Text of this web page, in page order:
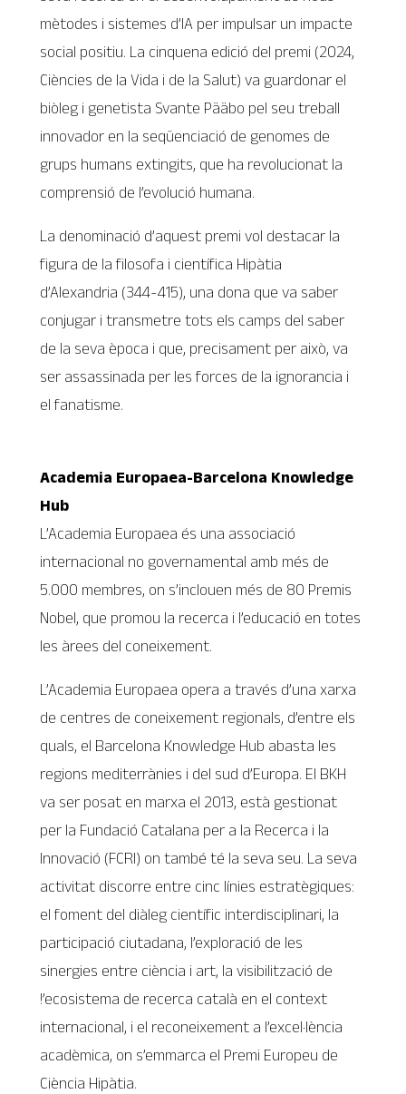
mètodes i sistemes d’IA per impulsar un impacte
social positiu. La cinquena edició del premi (2024,
Ciències de la Vida i de la Salut) va guardonar el
biòleg i genetista Svante Pääbo pel seu treball
innovador en la seqüenciació de genomes de
grups humans extingits, que ha revolucionat la
comprensió de l’evolució humana.
La denominació d’aquest premi vol destacar la
figura de la filosofa i científica Hipàtia
d’Alexandria (344-415), una dona que va saber
conjugar i transmetre tots els camps del saber
de la seva època i que, precisament per això, va
ser assassinada per les forces de la ignorancia i
el fanatisme.
Academia Europaea-Barcelona Knowledge
Hub
L’Academia Europaea és una associació
internacional no governamental amb més de
5.000 membres, on s’inclouen més de 80 Premis
Nobel, que promou la recerca i l’educació en totes
les àrees del coneixement.
L’Academia Europaea opera a través d’una xarxa
de centres de coneixement regionals, d’entre els
quals, el Barcelona Knowledge Hub abasta les
regions mediterrànies i del sud d’Europa. El BKH
va ser posat en marxa el 2013, està gestionat
per la Fundació Catalana per a la Recerca i la
lnnovació (FCRI) on també té la seva seu. La seva
activitat discorre entre cinc línies estratègiques:
el foment del diàleg científic interdisciplinari, la
participació ciutadana, l’exploració de les
sinergies entre ciència i art, la visibilització de
!’ecosistema de recerca català en el context
internacional, i el reconeixement a l’excel·lència
acadèmica, on s’emmarca el Premi Europeu de
Ciència Hipàtia.